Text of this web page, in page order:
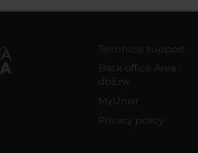
Technical support
Back office Area -
dbErw
MyUnivr
Privacy policy